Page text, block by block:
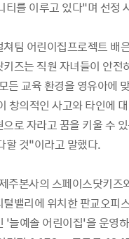
티를 이루고 있다”며 선정
팀 어린이집프로젝트 배
즈는 직원 자녀들이 안전
든 교육 환경을 영유아에
창의적인 사고와 타인에
로 자라고 꿈을 키울 수
할 것“이라고 말했다.
주본사의 스페이스닷키즈
밸리에 위치한 판교오피
늘예솔 어린이집’을 운영